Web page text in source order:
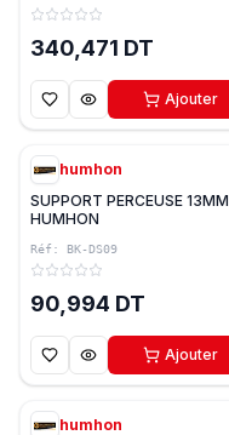
340,471 DT
Ajouter
humhon
SUPPORT PERCEUSE 13MM
HUMHON
Réf: BK-DS09
90,994 DT
Ajouter
humhon